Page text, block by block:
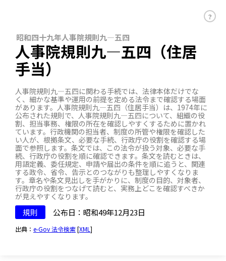
昭和四十九年人事院規則九―五四
人事院規則九―五四（住居
手当）
人事院規則九―五四に関わる手続では、法律本体だけでな
く、細かな基準や運用の前提を定める法令まで確認する場面
があります。人事院規則九―五四（住居手当）は、1974年に
公布された規則で、人事院規則九―五四について、組織の役
割、担当事務、権限の所在を確認しやすくするために置かれ
ています。行政機関の担当者、制度の所管や権限を確認した
い人が、根拠条文、必要な手続、行政庁の役割を確認する場
面で参照します。条文では、この法令が扱う対象、必要な手
続、行政庁の役割を順に確認できます。条文を読むときは、
用語定義、委任規定、申請や届出の条件を順に追うと、関連
する政令、省令、告示とのつながりも整理しやすくなりま
す。章名や条文見出しを手がかりに、制度の目的、対象者、
行政庁の役割をつなげて読むと、実務上どこを確認すべきか
が見えやすくなります。
規則 公布日：昭和49年12月23日
出典： e-Gov 法令検索[XML ]
？